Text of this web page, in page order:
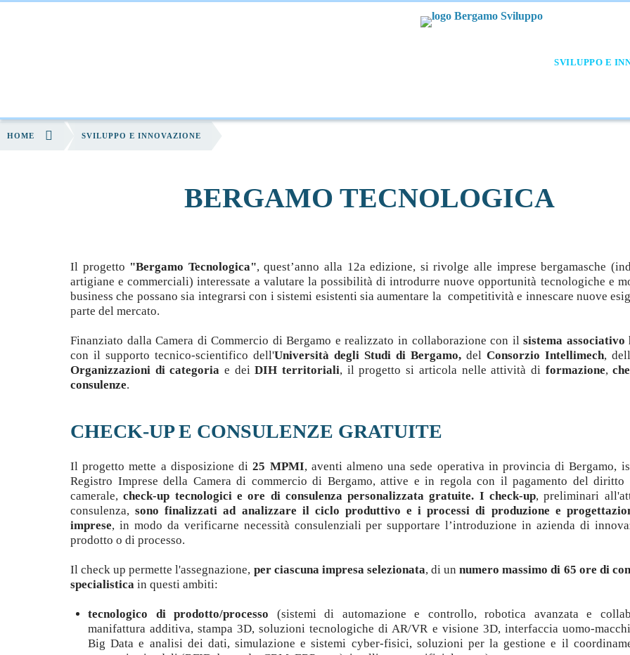
SVILUPPO E
HOME SVILUPPO E INNOVAZIONE
BERGAMO TECNOLOGICA
Il progetto "Bergamo Tecnologica", quest’anno alla 12a edizione, si rivolge alle imprese bergamasche
artigiane e commerciali) interessate a valutare la possibilità di introdurre nuove opportunità tecnologiche e
business che possano sia integrarsi con i sistemi esistenti sia aumentare la competitività e innescare nuove
parte del mercato.
Finanziato dalla Camera di Commercio di Bergamo e realizzato in collaborazione con ilsistema associativo
con il supporto tecnico-scientifico dell'Università degli Studi di Bergamo, del Consorzio Intellimech,
Organizzazioni di categoria e deiDIH territoriali, il progetto si articola nelle attività di formazione,
consulenze.
CHECK-UP E CONSULENZE GRATUITE
Il progetto mette a disposizione di25 MPMI, aventi almeno una sede operativa in provincia di Bergamo,
Registro Imprese della Camera di commercio di Bergamo, attive e in regola con il pagamento del diritto
camerale,check-up tecnologici e ore di consulenza personalizzata gratuite. I check-up, preliminari
consulenza,sono finalizzati ad analizzare il ciclo produttivo e i processi di produzione e
imprese, in modo da verificarne necessità consulenziali per supportare l’introduzione in azienda di
prodotto o di processo.
Il check up permette l'assegnazione, per ciascuna impresa selezionata, di unnumero massimo di 65 ore di
specialistica in questi ambiti:
tecnologico di prodotto/processo (sistemi di automazione e controllo, robotica avanzata e
manifattura additiva, stampa 3D, soluzioni tecnologiche di AR/VR e visione 3D, interfaccia uomo-
Big Data e analisi dei dati, simulazione e sistemi cyber-fisici, soluzioni per la gestione e il